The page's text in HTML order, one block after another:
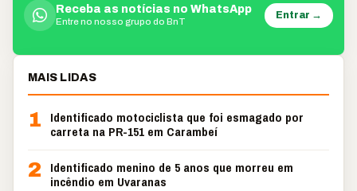
Receba as notícias no WhatsApp
Entre no nosso grupo do BnT
Entrar →
MAIS LIDAS
1
Identificado motociclista que foi esmagado por
carreta na PR-151 em Carambeí
2
Identificado menino de 5 anos que morreu em
incêndio em Uvaranas